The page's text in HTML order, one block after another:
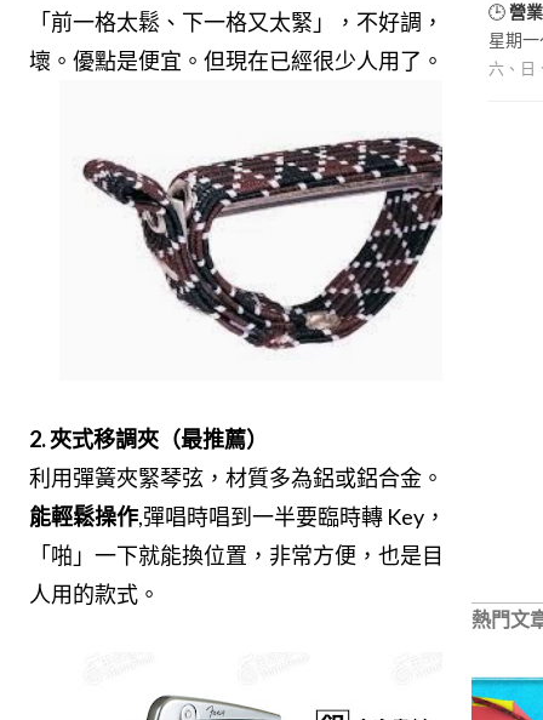
「前一格太鬆、下一格又太緊」，不好調，也容易
壞。優點是便宜。但現在已經很少人用了。
2. 夾式移調夾（最推薦）
利用彈簧夾緊琴弦，材質多為鋁或鋁合金。
能輕鬆操作,彈唱時唱到一半要臨時轉 Key，一隻手
「啪」一下就能換位置，非常方便，也是目前最多
人用的款式。
🕒營
星期
六、日
熱門文